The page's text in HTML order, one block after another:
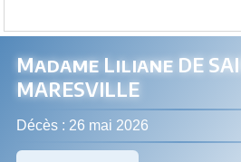
Madame Liliane DE
MARESVILLE
Décès : 26 mai 2026